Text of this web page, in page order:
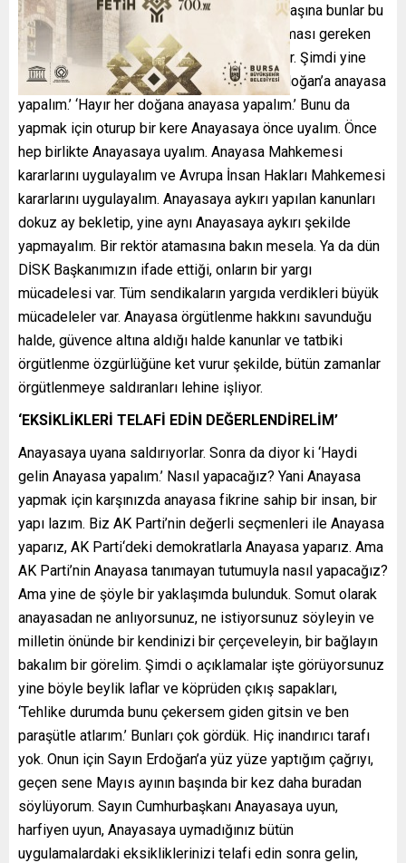
‘banayasa’ fikrinin insanıysanız bu ülkenin başına bunlar bu
yüzden geliyor zaten. Siz her doğana yapılması gereken
bir metni, Erdoğan’a yaparsanız böyle oluyor. Şimdi yine
döndük dolaştık aynı yere geldik. ‘Haydi Erdoğan’a anayasa
yapalım.’ ‘Hayır her doğana anayasa yapalım.’ Bunu da
yapmak için oturup bir kere Anayasaya önce uyalım. Önce
hep birlikte Anayasaya uyalım. Anayasa Mahkemesi
kararlarını uygulayalım ve Avrupa İnsan Hakları Mahkemesi
kararlarını uygulayalım. Anayasaya aykırı yapılan kanunları
dokuz ay bekletip, yine aynı Anayasaya aykırı şekilde
yapmayalım. Bir rektör atamasına bakın mesela. Ya da dün
DİSK Başkanımızın ifade ettiği, onların bir yargı
mücadelesi var. Tüm sendikaların yargıda verdikleri büyük
mücadeleler var. Anayasa örgütlenme hakkını savunduğu
halde, güvence altına aldığı halde kanunlar ve tatbiki
örgütlenme özgürlüğüne ket vurur şekilde, bütün zamanlar
örgütlenmeye saldıranları lehine işliyor.
‘EKSİKLİKLERİ TELAFİ EDİN DEĞERLENDİRELİM’
Anayasaya uyana saldırıyorlar. Sonra da diyor ki ‘Haydi
gelin Anayasa yapalım.’ Nasıl yapacağız? Yani Anayasa
yapmak için karşınızda anayasa fikrine sahip bir insan, bir
yapı lazım. Biz AK Parti’nin değerli seçmenleri ile Anayasa
yaparız, AK Parti‘deki demokratlarla Anayasa yaparız. Ama
AK Parti’nin Anayasa tanımayan tutumuyla nasıl yapacağız?
Ama yine de şöyle bir yaklaşımda bulunduk. Somut olarak
anayasadan ne anlıyorsunuz, ne istiyorsunuz söyleyin ve
milletin önünde bir kendinizi bir çerçeveleyin, bir bağlayın
bakalım bir görelim. Şimdi o açıklamalar işte görüyorsunuz
yine böyle beylik laflar ve köprüden çıkış sapakları,
‘Tehlike durumda bunu çekersem giden gitsin ve ben
paraşütle atlarım.’ Bunları çok gördük. Hiç inandırıcı tarafı
yok. Onun için Sayın Erdoğan’a yüz yüze yaptığım çağrıyı,
geçen sene Mayıs ayının başında bir kez daha buradan
söylüyorum. Sayın Cumhurbaşkanı Anayasaya uyun,
harfiyen uyun, Anayasaya uymadığınız bütün
uygulamalardaki eksikliklerinizi telafi edin sonra gelin,